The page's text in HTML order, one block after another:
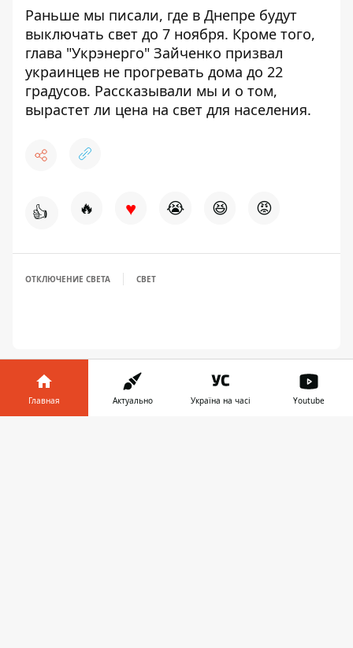
Раньше мы писали, где в Днепре будут
выключать свет до 7 ноября. Кроме того,
глава "Укрэнерго" Зайченко призвал
украинцев не прогревать дома до 22
градусов. Рассказывали мы и о том,
вырастет ли цена на свет для населения.
👍 🔥 ♥ 😭 😆 😡
ОТКЛЮЧЕНИЕ СВЕТА СВЕТ
Главная Актуально Україна на часі Youtube